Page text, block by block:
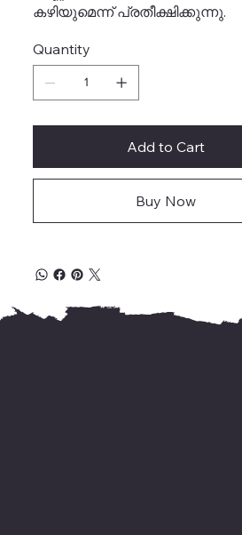
കഴിയുമെന്ന് പ്രതീക്ഷിക്കുന്നു.
Quantity
Add to Cart
Buy Now